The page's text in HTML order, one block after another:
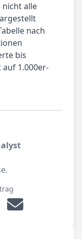
alle
nach
bis
1.000er-